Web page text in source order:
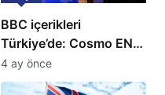
BBC içerikleri
Türkiye’de: Cosmo EN
ve BBC Player yayında
4 ay önce